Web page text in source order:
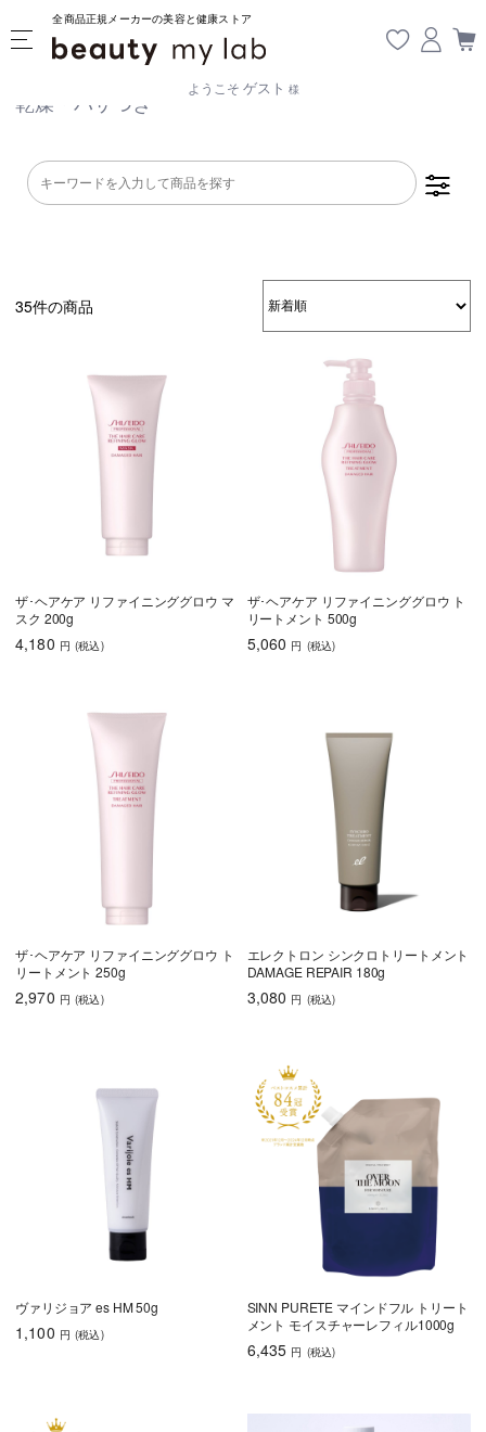
全商品正規メーカーの美容と健康ストア
ようこそ ゲスト 様
乾燥・パサつき
乾燥・パサつき ダメージケア
頭皮が脂っぽい ボリュームアッ
プ
エイジングケア
しっとり さらさら ハリコシ
ダメージケア
頭皮が脂っぽい ボリュームアッ
うねり・くせ毛 色持ち エイジングケア
育毛
しっとり さらさら ハリコシ
乾燥・パサつき 広がり・ゴワつ ダメージケア
エイジングケア
35件の商品
ザ･ヘアケア リファイニンググロウ マ
スク 200g
4,180 円 (税込)
ザ･ヘアケア リファイニンググロウ ト
リートメント 500g
5,060 円 (税込)
ザ･ヘアケア リファイニンググロウ ト
リートメント 250g
2,970 円 (税込)
エレクトロン シンクロトリートメント
DAMAGE REPAIR 180g
3,080 円 (税込)
ヴァリジョア es HM 50g
1,100 円 (税込)
SINN PURETE マインドフル トリート
メント モイスチャーレフィル1000g
6,435 円 (税込)